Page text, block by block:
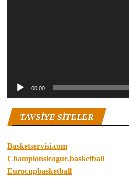
00:00
TAVSIYE SITELER
Basketservisi.com
Championsleague.basketball
Eurocupbasketball